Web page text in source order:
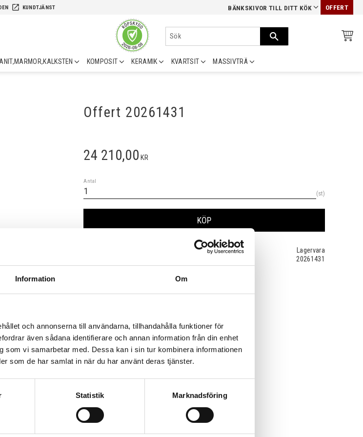
Information Om
och annonserna till användarna, tillhandahålla funktioner för
även sådana identifierare och annan information från din enhet
som vi samarbetar med. Dessa kan i sin tur kombinera informationen
som de har samlat in när du har använt deras tjänster.
Statistik Marknadsföring
launch KUNDTJÄNST BÄNKSKIVOR TILL DITT KÖK OFFERT
KOMPOSIT KERAMIK KVARTSIT MASSIVTRÄ
Offert 20261431
24 210,00 KR
Antal
st
KÖP
Lagervara
20261431